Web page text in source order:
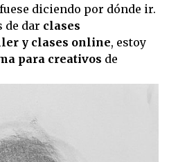
diciendo por dónde ir.
de dar clases
y clases online, estoy
para creativos de